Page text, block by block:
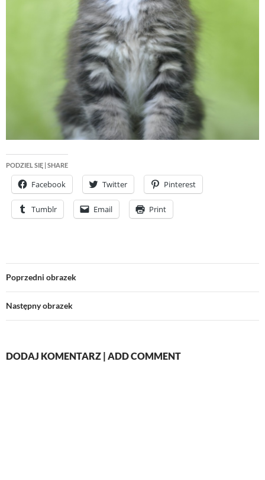
PODZIEL SIĘ | SHARE
Facebook Twitter Pinterest
Tumblr Email Print
Poprzedni obrazek
Następny obrazek
DODAJ KOMENTARZ | ADD COMMENT